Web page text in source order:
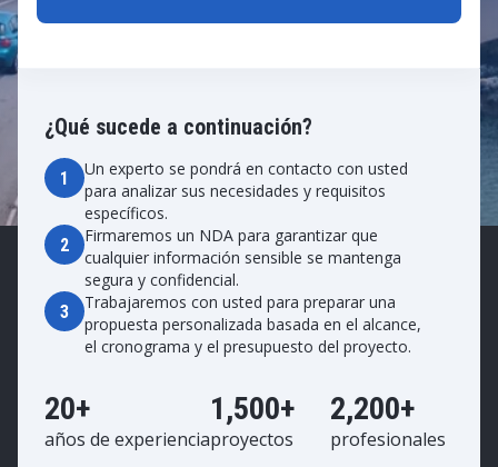
¿Qué sucede a continuación?
1
Un experto se pondrá en contacto con usted
para analizar sus necesidades y requisitos
específicos.
2
Firmaremos un NDA para garantizar que
cualquier información sensible se mantenga
segura y confidencial.
3
Trabajaremos con usted para preparar una
propuesta personalizada basada en el alcance,
el cronograma y el presupuesto del proyecto.
20+
años de experiencia
1,500+
proyectos
2,200+
profesionales